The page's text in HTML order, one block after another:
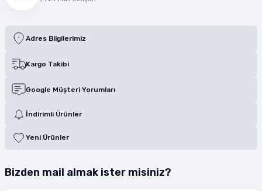
Adres Bilgilerimiz
Kargo Takibi
Google Müşteri Yorumları
İndirimli Ürünler
Yeni Ürünler
Bizden mail almak ister misiniz?